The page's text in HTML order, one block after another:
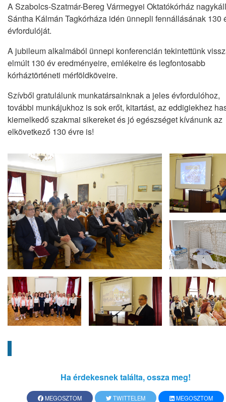
A Szabolcs-Szatmár-Bereg Vármegyei Oktatókórház
Sántha Kálmán Tagkórháza idén ünnepli fennállásának 130
évfordulóját.
A jubileum alkalmából ünnepi konferencián tekintettünk
elmúlt 130 év eredményeire, emlékeire és legfontosabb
kórháztörténeti mérföldköveire.
Szívből gratulálunk munkatársainknak a jeles évfordulóhoz,
további munkájukhoz is sok erőt, kitartást, az eddigiekhez
kiemelkedő szakmai sikereket és jó egészséget kívánunk az
elkövetkező 130 évre is!
Ha érdekesnek találta, ossza meg!
MEGOSZTOM TWITTELEM
MEGOSZTOM